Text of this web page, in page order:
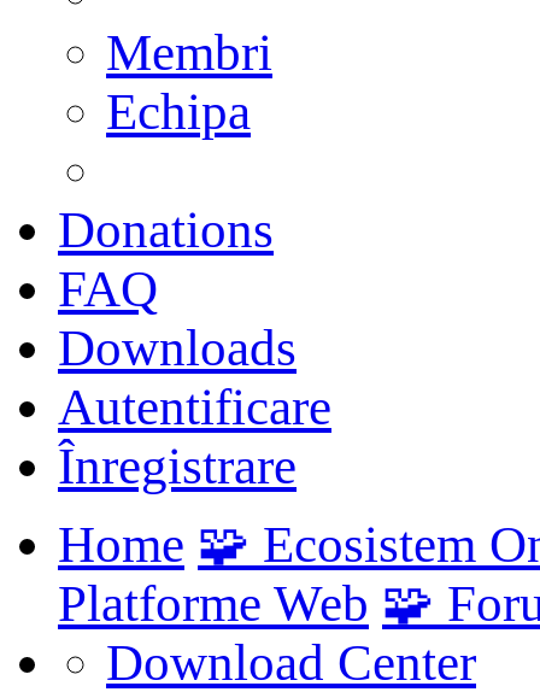
Membri
Echipa
Donations
FAQ
Downloads
Autentificare
Înregistrare
Home 🧩 Ecosistem
Platforme Web 🧩
Download Center